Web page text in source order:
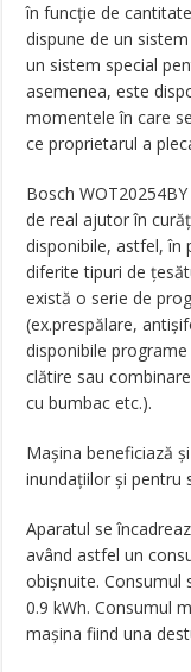
în funcție de
dispune de un
un sistem special
asemenea, este
momentele în care
ce proprietarul a
Bosch
de real ajutor în
disponibile, astfel, în
diferite tipuri de
există o serie de
(ex.prespălare,
disponibile
clătire sau
cu bumbac etc.).
Mașina beneficiază
inundațiilor și pentru
Aparatul se
având astfel un
obișnuite. Consumul
0.9 kWh. Consumul
mașina fiind una